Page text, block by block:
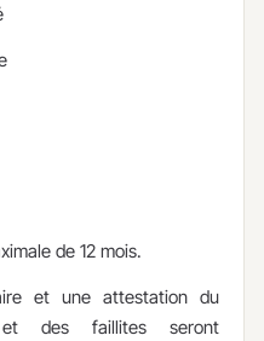
de 12 mois.
et une attestation du
des faillites seront